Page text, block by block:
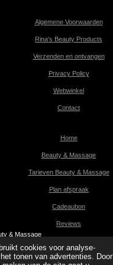
cookies voor analyse-
tonen van advertenties. Door
Algemene Voorwaarden
Rina's Beauty Products
Verzenden en ontvangen
Privacy Policy
Webwinkel
Contact
Home
Beauty & Massage
Tarieven Beauty & Massage
Plan afspraak
Cadeaubon
Reviews
& Massage